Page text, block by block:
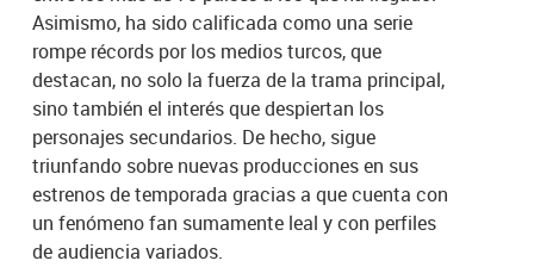
Asimismo, ha sido calificada como una serie
rompe récords por los medios turcos, que
destacan, no solo la fuerza de la trama principal,
sino también el interés que despiertan los
personajes secundarios. De hecho, sigue
triunfando sobre nuevas producciones en sus
estrenos de temporada gracias a que cuenta con
un fenómeno fan sumamente leal y con perfiles
de audiencia variados.